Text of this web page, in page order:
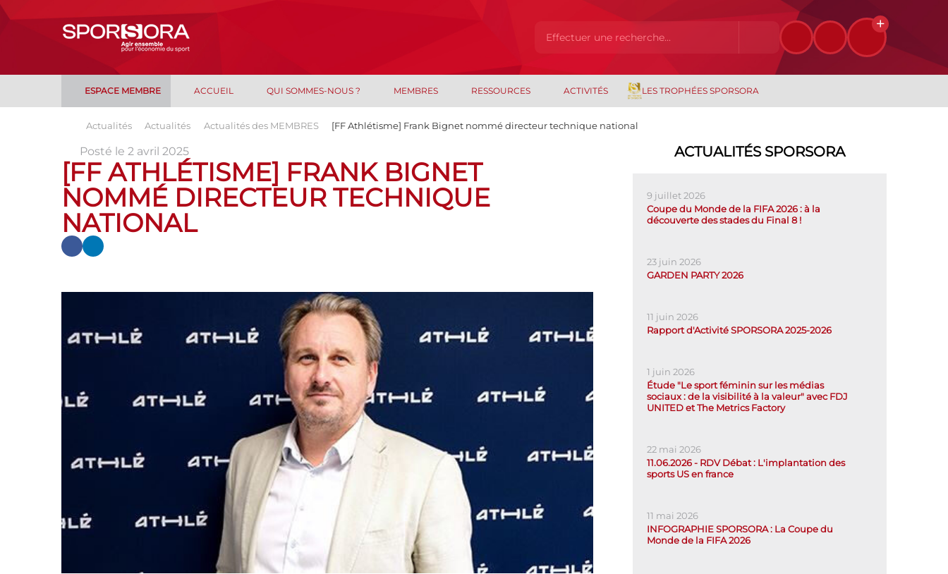
ESPACE MEMBRE ACCUEIL QUI SOMMES-NOUS ? MEMBRES RESSOURCES ACTIVITÉS LES TROPHÉES SPORSORA
Actualités Actualités Actualités des MEMBRES [FF Athlétisme] Frank Bignet nommé directeur technique national
Posté le 2 avril 2025
[FF ATHLÉTISME] FRANK BIGNET
NOMMÉ DIRECTEUR TECHNIQUE
NATIONAL
ACTUALITÉS SPORSORA
9 juillet 2026
Coupe du Monde de la FIFA 2026 : à la
découverte des stades du Final 8 !
23 juin 2026
GARDEN PARTY 2026
11 juin 2026
Rapport d'Activité SPORSORA 2025-2026
1 juin 2026
Étude "Le sport féminin sur les médias
sociaux : de la visibilité à la valeur" avec FDJ
UNITED et The Metrics Factory
22 mai 2026
11.06.2026 - RDV Débat : L'implantation des
sports US en france
11 mai 2026
INFOGRAPHIE SPORSORA : La Coupe du
Monde de la FIFA 2026